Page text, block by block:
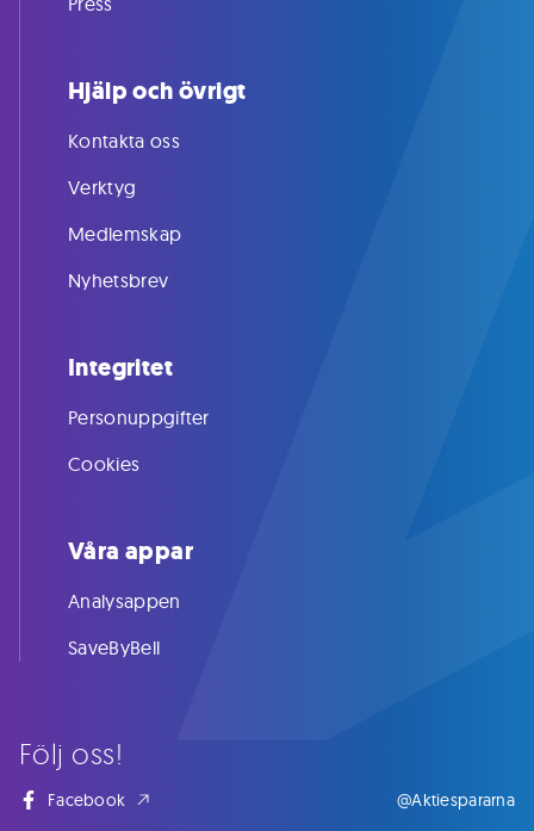
Följ oss!
Facebook @Aktiespararna
Hjälp och övrigt
Kontakta oss
Verktyg
Medlemskap
Nyhetsbrev
Integritet
Personuppgifter
Cookies
Våra appar
Analysappen
SaveByBell